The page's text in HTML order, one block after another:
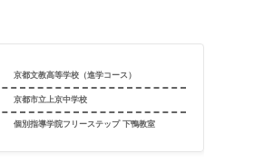
京都文教高等学校（進学コース）
京都市立上京中学校
個別指導学院フリーステップ 下鴨教室